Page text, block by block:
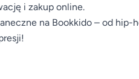
i zakup online.
na Bookkido – od